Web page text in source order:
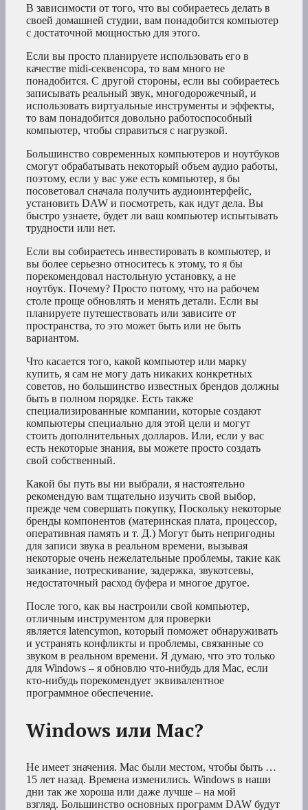
В зависимости от того, что вы собираетесь делать в
своей домашней студии, вам понадобится компьютер
с достаточной мощностью для этого.
Если вы просто планируете использовать его в
качестве midi-секвенсора, то вам много не
понадобится. С другой стороны, если вы собираетесь
записывать реальный звук, многодорожечный, и
использовать виртуальные инструменты и эффекты,
то вам понадобится довольно работоспособный
компьютер, чтобы справиться с нагрузкой.
Большинство современных компьютеров и ноутбуков
смогут обрабатывать некоторый объем аудио работы,
поэтому, если у вас уже есть компьютер, я бы
посоветовал сначала получить аудиоинтерфейс,
установить DAW и посмотреть, как идут дела. Вы
быстро узнаете, будет ли ваш компьютер испытывать
трудности или нет.
Если вы собираетесь инвестировать в компьютер, и
вы более серьезно относитесь к этому, то я бы
порекомендовал настольную установку, а не
ноутбук. Почему? Просто потому, что на рабочем
столе проще обновлять и менять детали. Если вы
планируете путешествовать или зависите от
пространства, то это может быть или не быть
вариантом.
Что касается того, какой компьютер или марку
купить, я сам не могу дать никаких конкретных
советов, но большинство известных брендов должны
быть в полном порядке. Есть также
специализированные компании, которые создают
компьютеры специально для этой цели и могут
стоить дополнительных долларов. Или, если у вас
есть некоторые знания, вы можете просто создать
свой собственный.
Какой бы путь вы ни выбрали, я настоятельно
рекомендую вам тщательно изучить свой выбор,
прежде чем совершать покупку, Поскольку некоторые
бренды компонентов (материнская плата, процессор,
оперативная память и т. Д.) Могут быть непригодны
для записи звука в реальном времени, вызывая
некоторые очень нежелательные проблемы, такие как
заикание, потрескивание, задержка, звукотсевы,
недостаточный расход буфера и многое другое.
После того, как вы настроили свой компьютер,
отличным инструментом для проверки
является latencymon, который поможет обнаруживать
и устранять конфликты и проблемы, связанные со
звуком в реальном времени. Я думаю, что это только
для Windows – я обновлю что-нибудь для Mac, если
кто-нибудь порекомендует эквивалентное
программное обеспечение.
Windows или Mac?
Не имеет значения. Mac были местом, чтобы быть …
15 лет назад. Времена изменились. Windows в наши
дни так же хороша или даже лучше – на мой
взгляд. Большинство основных программ DAW будут